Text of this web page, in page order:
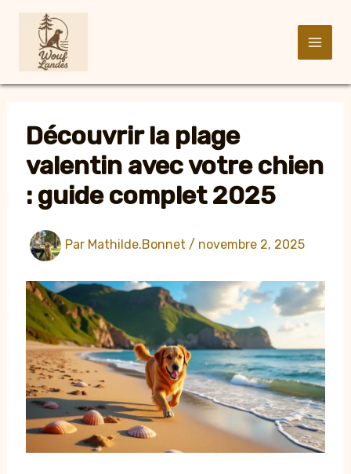
Aller
contenuDécouvrir la plage
valentin avec votre chien
: guide complet 2025
Par Mathilde.Bonnet / novembre 2, 2025